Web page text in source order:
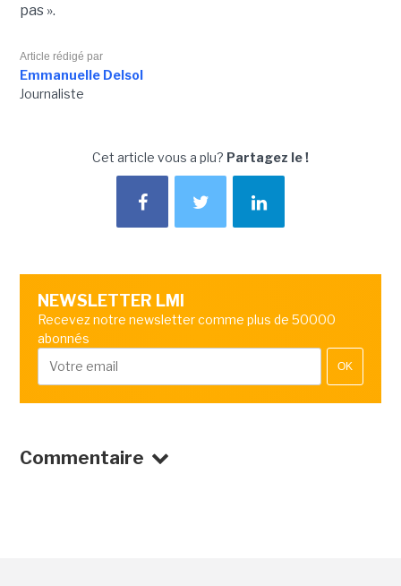
pas ».
Article rédigé par
Emmanuelle Delsol
Journaliste
Cet article vous a plu? Partagez le !
NEWSLETTER LMI
Recevez notre newsletter comme plus de 50000
abonnés
OK
Commentaire